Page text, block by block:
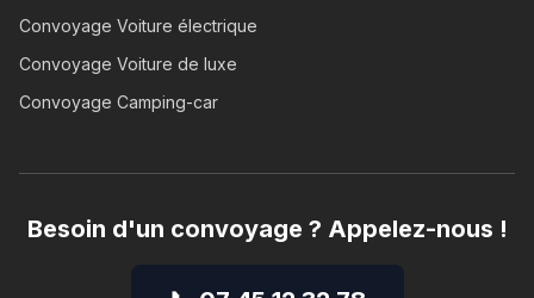
Convoyage Voiture électrique
Convoyage Voiture de luxe
Convoyage Camping-car
Besoin d'un convoyage ? Appelez-nous !